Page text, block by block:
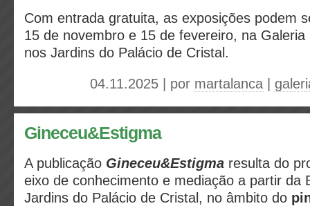
Com entrada gratuita, as exposições podem
15 de novembro e 15 de fevereiro, na
nos Jardins do Palácio de Cristal.
04.11.2025 | por martalanca
Gineceu&Estigma
A publicação Gineceu&Estigma resulta do
eixo de conhecimento e mediação a partir da
Jardins do Palácio de Cristal, no âmbito do